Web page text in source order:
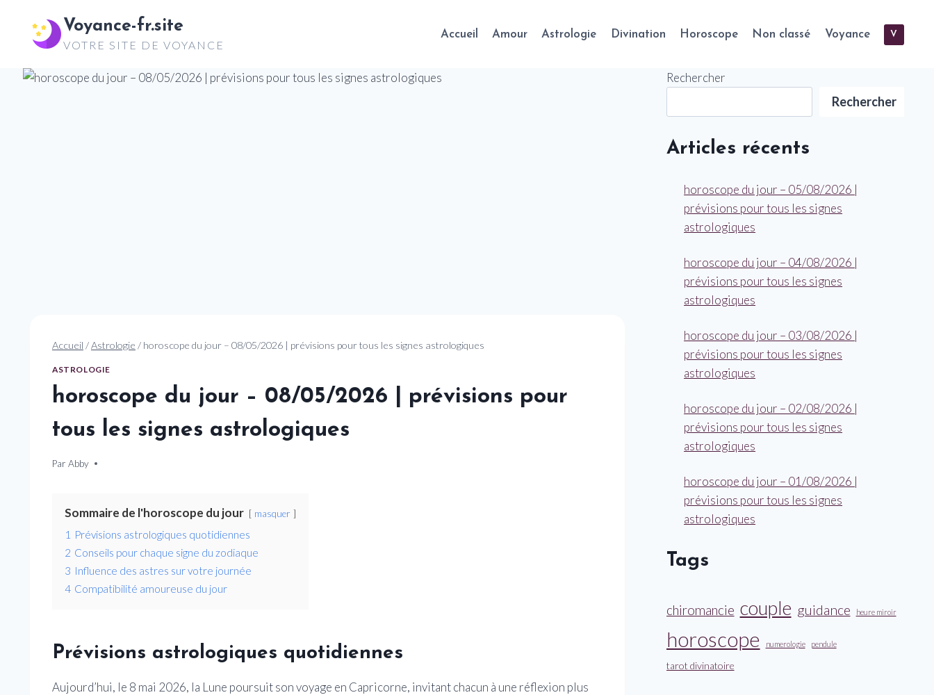
contenu
Voyance-fr.site
VOTRE SITE DE VOYANCE
Accueil Amour Astrologie Divination Horoscope Non classé Voyance V
Accueil /Astrologie / horoscope du jour – 08/05/2026 | prévisions pour tous les signes astrologiques
ASTROLOGIE
horoscope du jour – 08/05/2026 | prévisions pour
tous les signes astrologiques
Par Abby
8 mai 2026
Sommaire de l'horoscope du jour masquer
1 Prévisions astrologiques quotidiennes
2 Conseils pour chaque signe du zodiaque
3 Influence des astres sur votre journée
4 Compatibilité amoureuse du jour
Prévisions astrologiques quotidiennes
Aujourd’hui, le 8 mai 2026, la Lune poursuit son voyage en Capricorne, invitant chacun à une réflexion plus
Rechercher
Rechercher
Articles récents
horoscope du jour – 05/08/2026 |
prévisions pour tous les signes
astrologiques
horoscope du jour – 04/08/2026 |
prévisions pour tous les signes
astrologiques
horoscope du jour – 03/08/2026 |
prévisions pour tous les signes
astrologiques
horoscope du jour – 02/08/2026 |
prévisions pour tous les signes
astrologiques
horoscope du jour – 01/08/2026 |
prévisions pour tous les signes
astrologiques
Tags
chiromancie couple guidance heure miroir
horoscope numerologie pendule
tarot divinatoire